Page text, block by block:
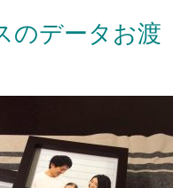
のデータお渡